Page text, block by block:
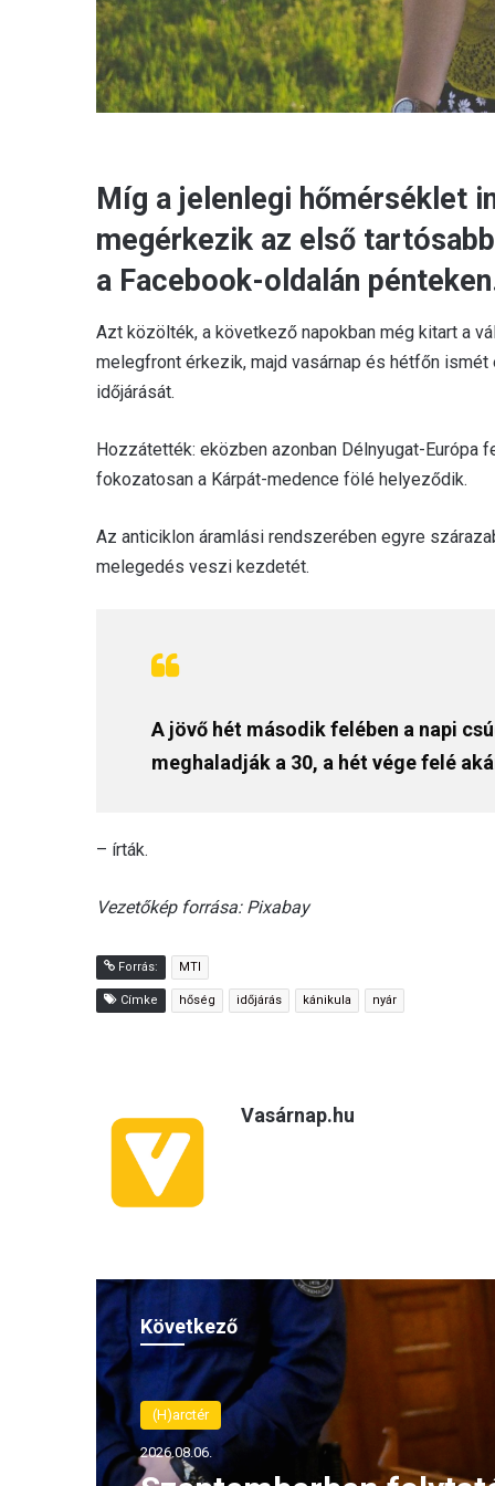
Míg a jelenlegi hőmérséklet
megérkezik az első
a Facebook-oldalán
Azt közölték, a következő napokban még kitart a
melegfront érkezik, majd vasárnap és hétfőn
időjárását.
Hozzátették: eközben azonban Délnyugat-Európa
fokozatosan a Kárpát-medence fölé helyeződik.
Az anticiklon áramlási rendszerében egyre
melegedés veszi kezdetét.
A jövő hét második felében a napi
meghaladják a 30, a hét vége felé
– írták.
Vezetőkép forrása: Pixabay
Forrás: MTI
Címke hőség időjárás kánikula nyár
Vasárnap.hu
Következő
(H)arctér
2026.08.06.